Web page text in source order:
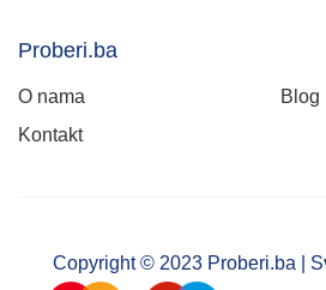
Proberi.ba
O nama
Blog
Kontakt
Copyright © 2023 Proberi.ba |